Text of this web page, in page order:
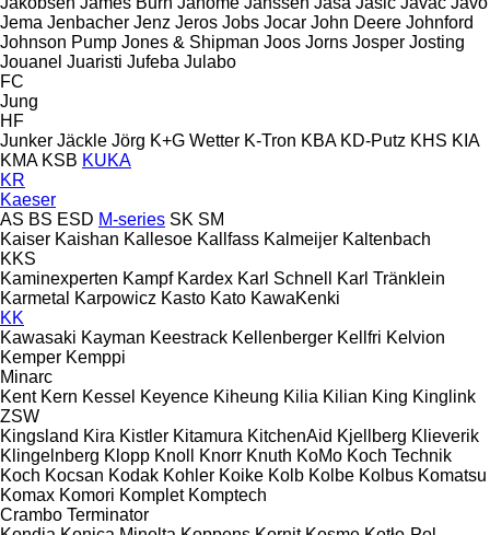
Jema Jenbacher Jenz Jeros Jobs Jocar John Deere Johnford
Johnson Pump Jones & Shipman Joos Jorns Josper Josting
Jouanel Juaristi Jufeba Julabo
FC
Jung
HF
Junker Jäckle Jörg K+G Wetter K-Tron KBA KD-Putz KHS KIA
KMA KSB KUKA
KR
Kaeser
AS BS ESD M-series SK SM
Kaiser Kaishan Kallesoe Kallfass Kalmeijer Kaltenbach
KKS
Kaminexperten Kampf Kardex Karl Schnell
Karl Tränklein
Karmetal
Karpowicz Kasto Kato KawaKenki
KK
Kawasaki Kayman Keestrack Kellenberger Kellfri Kelvion
Kemper Kemppi
Minarc
Kent Kern Kessel Keyence Kiheung Kilia Kilian King Kinglink
ZSW
Kingsland Kira Kistler Kitamura KitchenAid Kjellberg Klieverik
Klingelnberg Klopp Knoll Knorr Knuth KoMo Koch Technik
Koch Kocsan Kodak Kohler Koike Kolb Kolbe Kolbus Komatsu
Komax Komori Komplet Komptech
Crambo Terminator